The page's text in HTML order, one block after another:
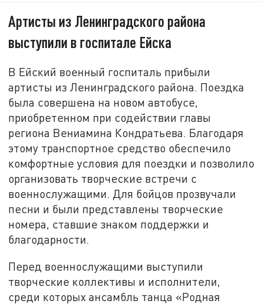
Артисты из Ленинградского района
выступили в госпитале Ейска
В Ейский военный госпиталь прибыли
артисты из Ленинградского района. Поездка
была совершена на новом автобусе,
приобретенном при содействии главы
региона Вениамина Кондратьева. Благодаря
этому транспортное средство обеспечило
комфортные условия для поездки и позволило
организовать творческие встречи с
военнослужащими. Для бойцов прозвучали
песни и были представлены творческие
номера, ставшие знаком поддержки и
благодарности.
Перед военнослужащими выступили
творческие коллективы и исполнители,
среди которых ансамбль танца «Родная